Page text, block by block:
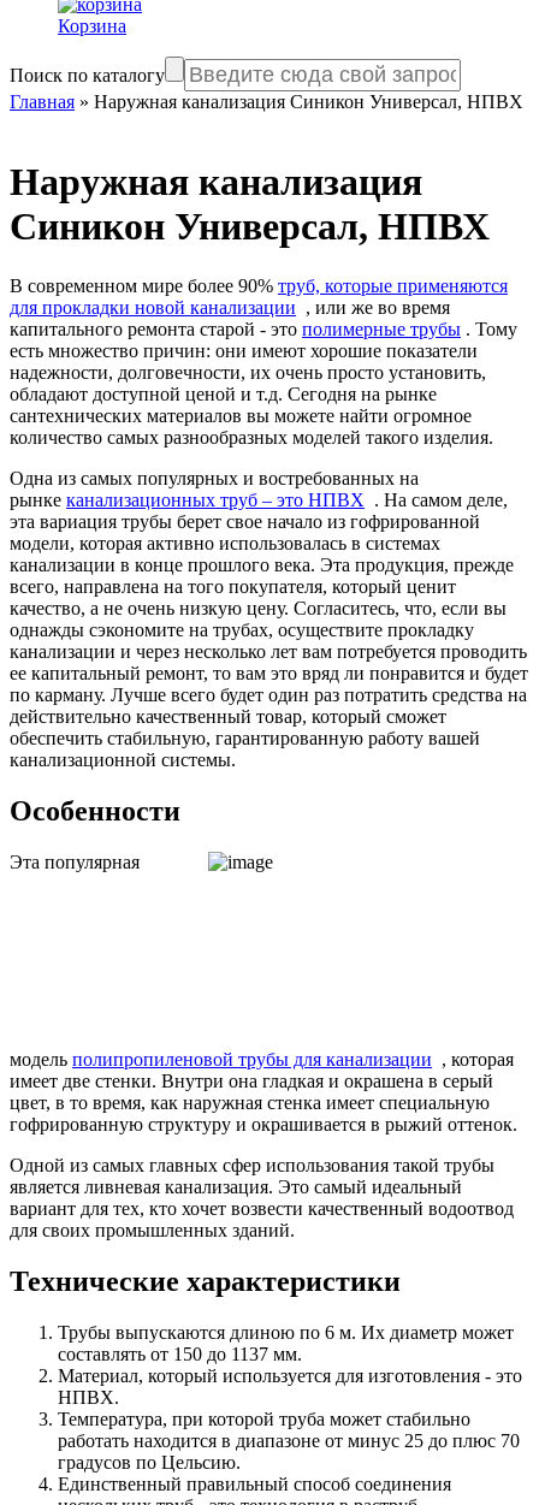
Корзина
Поиск по каталогу
Главная » Наружная канализация Синикон Универсал, НПВХ
Наружная канализация
Синикон Универсал, НПВХ
В современном мире более 90% труб, которые применяются
для прокладки новой канализации , или же во время
капитального ремонта старой - это полимерные трубы . Тому
есть множество причин: они имеют хорошие показатели
надежности, долговечности, их очень просто установить,
обладают доступной ценой и т.д. Сегодня на рынке
сантехнических материалов вы можете найти огромное
количество самых разнообразных моделей такого изделия.
Одна из самых популярных и востребованных на
рынке канализационных труб – это НПВХ . На самом деле,
эта вариация трубы берет свое начало из гофрированной
модели, которая активно использовалась в системах
канализации в конце прошлого века. Эта продукция, прежде
всего, направлена на того покупателя, который ценит
качество, а не очень низкую цену. Согласитесь, что, если вы
однажды сэкономите на трубах, осуществите прокладку
канализации и через несколько лет вам потребуется проводить
ее капитальный ремонт, то вам это вряд ли понравится и будет
по карману. Лучше всего будет один раз потратить средства на
действительно качественный товар, который сможет
обеспечить стабильную, гарантированную работу вашей
канализационной системы.
Особенности
Эта популярная
модель полипропиленовой трубы для канализации , которая
имеет две стенки. Внутри она гладкая и окрашена в серый
цвет, в то время, как наружная стенка имеет специальную
гофрированную структуру и окрашивается в рыжий оттенок.
Одной из самых главных сфер использования такой трубы
является ливневая канализация. Это самый идеальный
вариант для тех, кто хочет возвести качественный водоотвод
для своих промышленных зданий.
Технические характеристики
Трубы выпускаются длиною по 6 м. Их диаметр может
составлять от 150 до 1137 мм.
Материал, который используется для изготовления - это
НПВХ.
Температура, при которой труба может стабильно
работать находится в диапазоне от минус 25 до плюс 70
градусов по Цельсию.
Единственный правильный способ соединения